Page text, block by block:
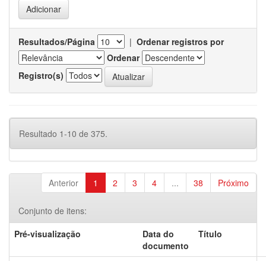
Resultados/Página | Ordenar registros por
Ordenar
Registro(s)
Resultado 1-10 de 375.
Anterior 1 2 3 4 ... 38 Próximo
Conjunto de itens:
Pré-visualização
Data do
documento
Título